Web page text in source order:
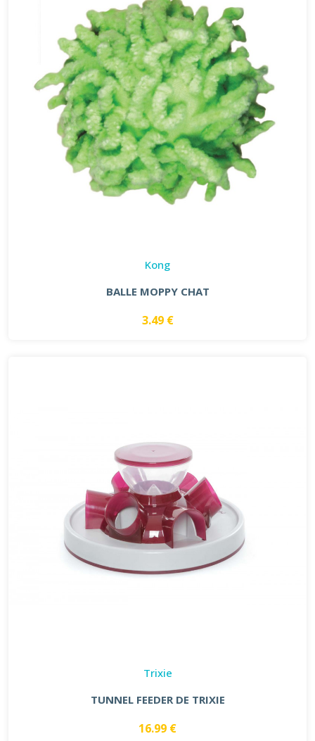
Kong
BALLE MOPPY CHAT
3.49 €
Trixie
TUNNEL FEEDER DE TRIXIE
16.99 €